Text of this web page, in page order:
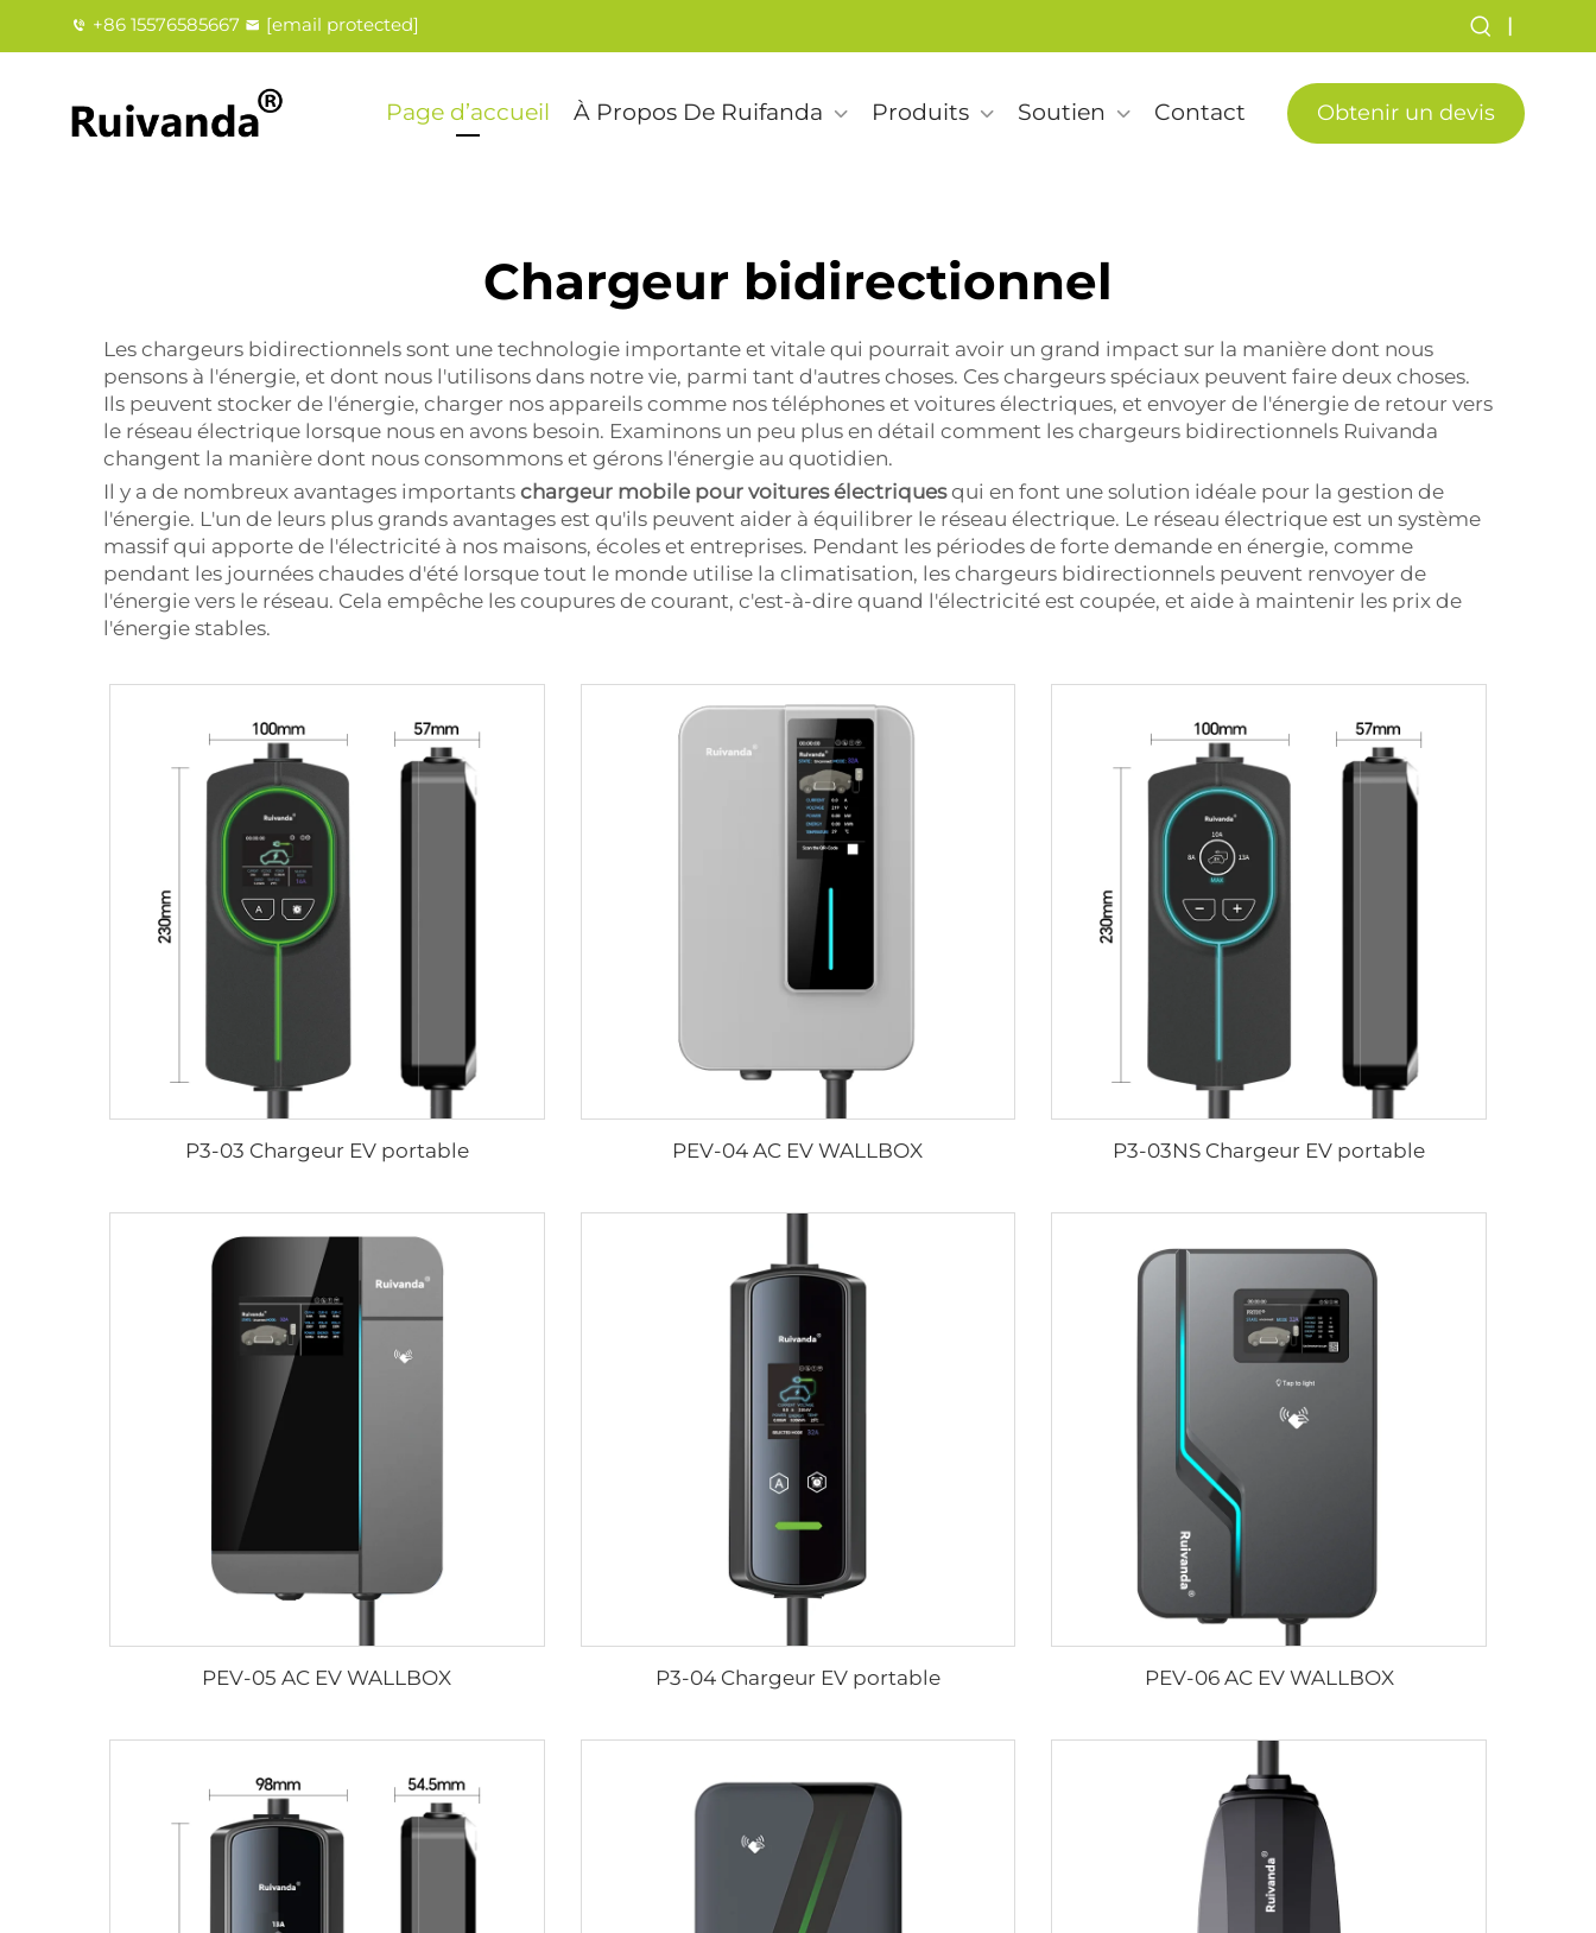
+86 15576585667 [email protected] |
Page d’accueil À Propos De Ruifanda Produits Soutien Contact Obtenir un devis
Chargeur bidirectionnel
Les chargeurs bidirectionnels sont une technologie importante et vitale qui pourrait avoir un grand impact sur la manière dont nous
pensons à l'énergie, et dont nous l'utilisons dans notre vie, parmi tant d'autres choses. Ces chargeurs spéciaux peuvent faire deux choses.
Ils peuvent stocker de l'énergie, charger nos appareils comme nos téléphones et voitures électriques, et envoyer de l'énergie de retour vers
le réseau électrique lorsque nous en avons besoin. Examinons un peu plus en détail comment les chargeurs bidirectionnels Ruivanda
changent la manière dont nous consommons et gérons l'énergie au quotidien.
Il y a de nombreux avantages importants chargeur mobile pour voitures électriquesqui en font une solution idéale pour la gestion de
l'énergie. L'un de leurs plus grands avantages est qu'ils peuvent aider à équilibrer le réseau électrique. Le réseau électrique est un système
massif qui apporte de l'électricité à nos maisons, écoles et entreprises. Pendant les périodes de forte demande en énergie, comme
pendant les journées chaudes d'été lorsque tout le monde utilise la climatisation, les chargeurs bidirectionnels peuvent renvoyer de
l'énergie vers le réseau. Cela empêche les coupures de courant, c'est-à-dire quand l'électricité est coupée, et aide à maintenir les prix de
l'énergie stables.
P3-03 Chargeur EV portable PEV-04 AC EV WALLBOX P3-03NS Chargeur EV portable
PEV-05 AC EV WALLBOX P3-04 Chargeur EV portable PEV-06 AC EV WALLBOX